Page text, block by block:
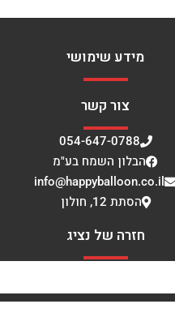
מידע שימושי
צור קשר
054-647-0788
הבלון השמח בע"מ
info@happyballoon.co.il
הסתת 12, חולון
חזרה של נציג